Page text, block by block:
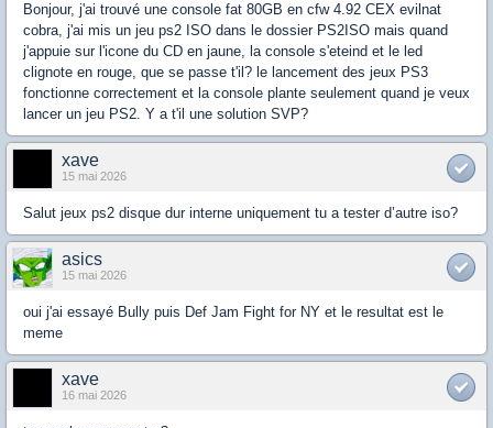
Bonjour, j'ai trouvé une console fat 80GB en cfw 4.92 CEX evilnat
cobra, j'ai mis un jeu ps2 ISO dans le dossier PS2ISO mais quand
j'appuie sur l'icone du CD en jaune, la console s'eteind et le led
clignote en rouge, que se passe t'il? le lancement des jeux PS3
fonctionne correctement et la console plante seulement quand je veux
lancer un jeu PS2. Y a t'il une solution SVP?
xave
15 mai 2026
Salut jeux ps2 disque dur interne uniquement tu a tester d’autre iso?
asics
15 mai 2026
oui j'ai essayé Bully puis Def Jam Fight for NY et le resultat est le
meme
xave
16 mai 2026